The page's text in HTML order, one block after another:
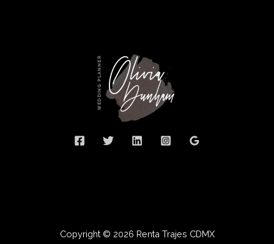
Copyright © 2026 Renta Trajes CDMX